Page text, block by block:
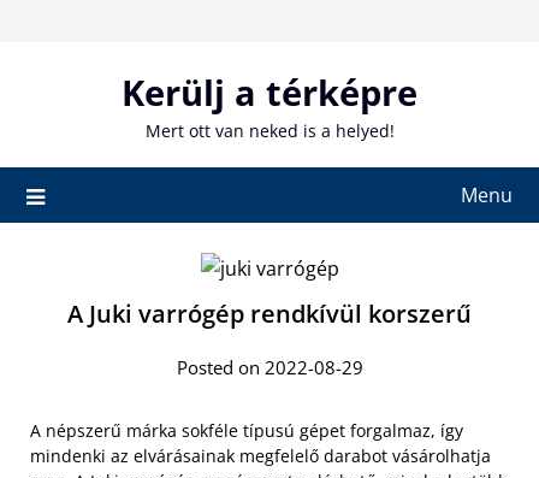
Kerülj a térképre
Mert ott van neked is a helyed!
Menu
A Juki varrógép rendkívül korszerű
Posted on 2022-08-29
A népszerű márka sokféle típusú gépet forgalmaz, így
mindenki az elvárásainak megfelelő darabot vásárolhatja